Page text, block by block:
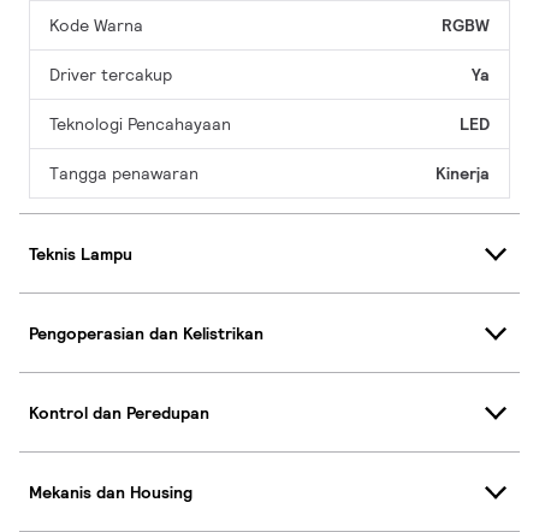
Kode Warna RGBW
Driver tercakup Ya
Teknologi Pencahayaan LED
Tangga penawaran Kinerja
Teknis Lampu
Pengoperasian dan Kelistrikan
Kontrol dan Peredupan
Mekanis dan Housing